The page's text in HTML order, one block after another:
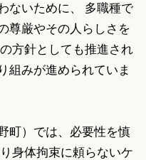
ないために、 多職種で
尊厳やその人らしさを
方針としても推進され
組みが進められていま
町）では、必要性を慎
身体拘束に頼らないケ